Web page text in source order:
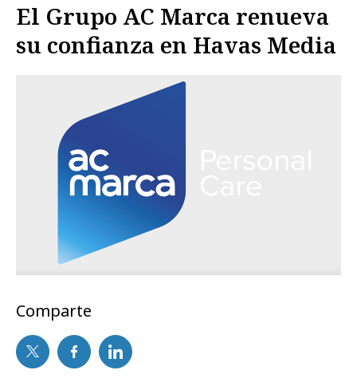
El Grupo AC Marca renueva
su confianza en Havas Media
Comparte